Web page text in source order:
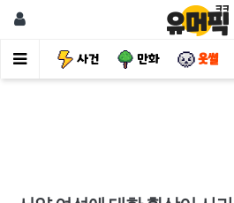
유머 사건 만화 웃썰